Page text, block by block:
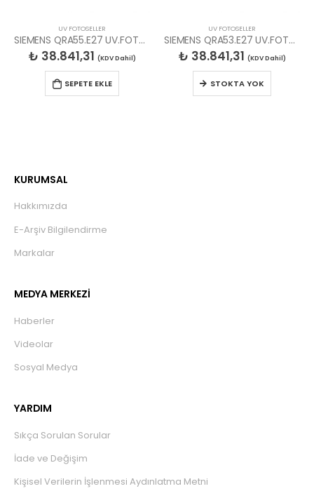
UV FOTOSELLER
SIEMENS QRA55.E27 UV.FOTOSEL LAMBASI
₺ 38.841,31 (KDV Dahil)
SEPETE EKLE
UV FOTOSELLER
SIEMENS QRA53.E27 UV.FOTOSEL LAMBASI
₺ 38.841,31 (KDV Dahil)
STOKTA YOK
KURUMSAL
Hakkımızda
E-Arşiv Bilgilendirme
Markalar
MEDYA MERKEZİ
Haberler
Videolar
Sosyal Medya
YARDIM
Sıkça Sorulan Sorular
İade ve Değişim
Kişisel Verilerin İşlenmesi Aydınlatma Metni